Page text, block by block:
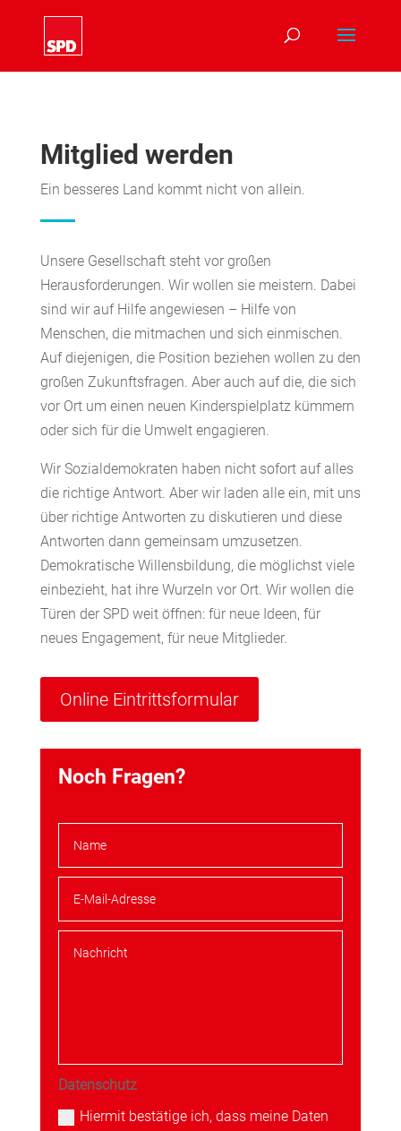
Mitglied werden
Ein besseres Land kommt nicht von allein.
Unsere Gesellschaft steht vor großen
Herausforderungen. Wir wollen sie meistern. Dabei
sind wir auf Hilfe angewiesen – Hilfe von
Menschen, die mitmachen und sich einmischen.
Auf diejenigen, die Position beziehen wollen zu den
großen Zukunftsfragen. Aber auch auf die, die sich
vor Ort um einen neuen Kinderspielplatz kümmern
oder sich für die Umwelt engagieren.
Wir Sozialdemokraten haben nicht sofort auf alles
die richtige Antwort. Aber wir laden alle ein, mit uns
über richtige Antworten zu diskutieren und diese
Antworten dann gemeinsam umzusetzen.
Demokratische Willensbildung, die möglichst viele
einbezieht, hat ihre Wurzeln vor Ort. Wir wollen die
Türen der SPD weit öffnen: für neue Ideen, für
neues Engagement, für neue Mitglieder.
Online Eintrittsformular
Noch Fragen?
Datenschutz
Hiermit bestätige ich, dass meine Daten